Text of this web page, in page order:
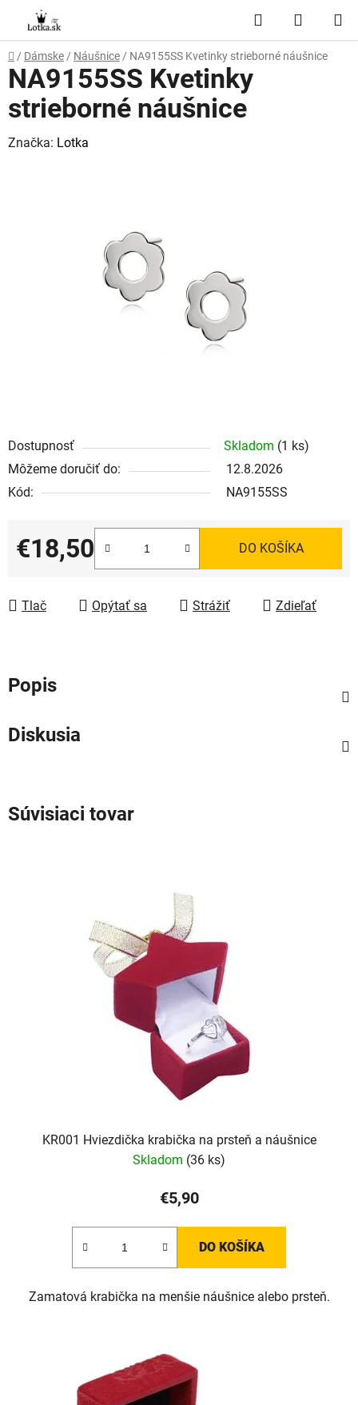
obsah
Hľadať
KOŠÍK
Domov
/ Dámske / Náušnice / NA9155SS Kvetinky strieborné náušnice
Dostupnosť Skladom (1 ks)
Môžeme doručiť do:
12.8.2026
Kód:
NA9155SS
€18,50
Jednotková cena:
DO KOŠÍKA
Tlač Opýtať sa Strážiť Zdieľať
NA9155SS Kvetinky
strieborné náušnice
Značka: Lotka
Popis
Diskusia
Súvisiaci tovar
KR001 Hviezdička krabička na prsteň a náušnice
Skladom (36 ks)
€5,90
DO KOŠÍKA
Zamatová krabička na menšie náušnice alebo prsteň.